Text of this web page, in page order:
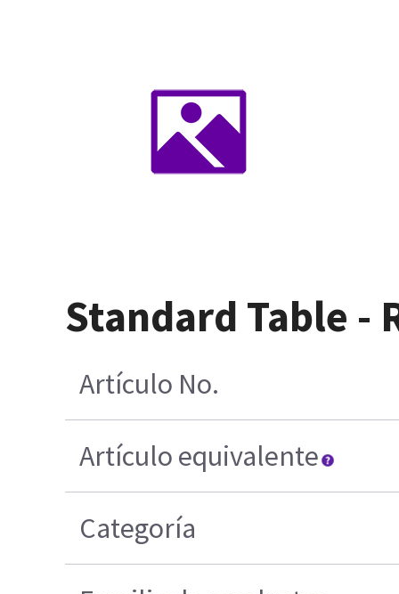
Standard Table -
Artículo No.
Artículo equivalente
Categoría